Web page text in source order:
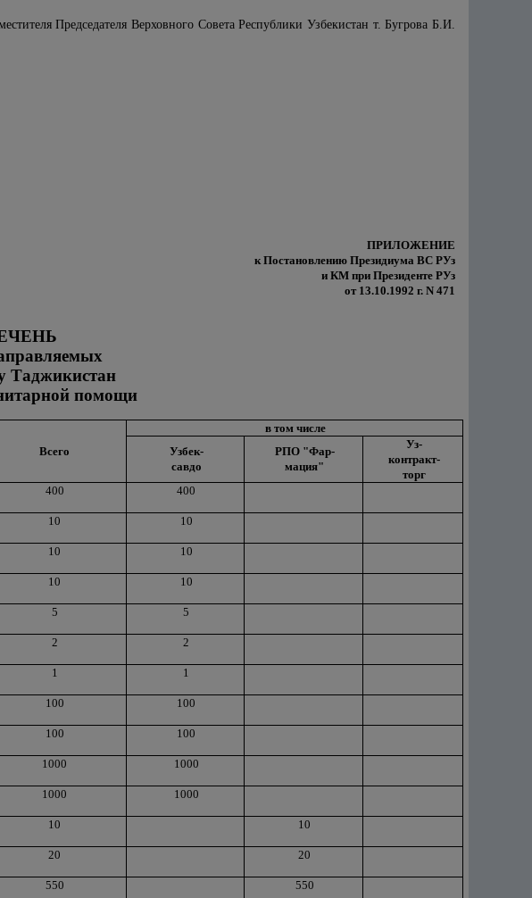
Председателя Верховного Совета Республики Узбекистан т. Бугрова Б.И.
ПРИЛОЖЕНИЕ
к Постановлению Президиума ВС РУз
и КМ при Президенте РУз
от 13.10.1992 г. N 471
Таджикистан
помощи
Всего
в том числе
Узбек-
савдо
РПО "Фар-
мация"
Уз-
контракт-
торг
400 400
10 10
10 10
10 10
5 5
2 2
1 1
100 100
100 100
1000 1000
1000 1000
10 10
20 20
550 550